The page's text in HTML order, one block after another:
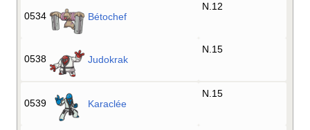
0534 Bétochef
N.12
0538 Judokrak
N.15
0539 Karaclée
N.15